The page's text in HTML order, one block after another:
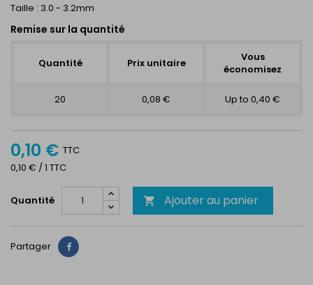
Taille : 3.0 - 3.2mm
Remise sur la quantité
Quantité Prix unitaire
Vous
économisez
20 0,08 € Up to 0,40 €
0,10 € TTC
0,10 € / 1 TTC
Quantité  Ajouter au panier
Partager Partager